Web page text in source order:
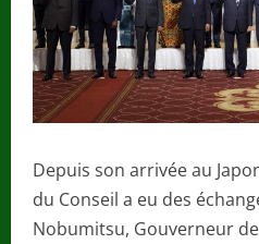
Depuis son arrivée au
du Conseil a eu des
Nobumitsu, Gouverneur